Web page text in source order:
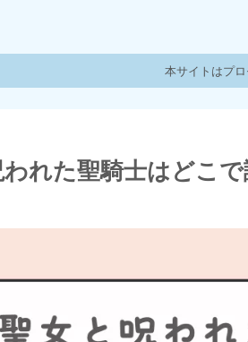
本サイトはプ
れた聖騎士はどこ